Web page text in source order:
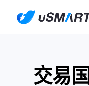
交易